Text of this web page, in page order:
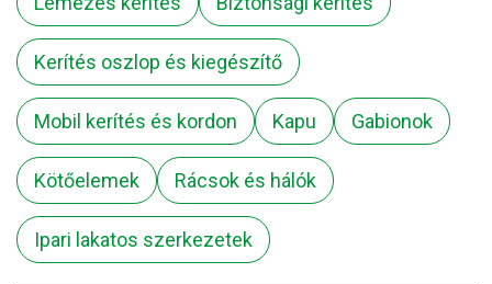
Kerítés oszlop és kiegészítő
Mobil kerítés és kordon Kapu Gabionok
Kötőelemek Rácsok és hálók
Ipari lakatos szerkezetek